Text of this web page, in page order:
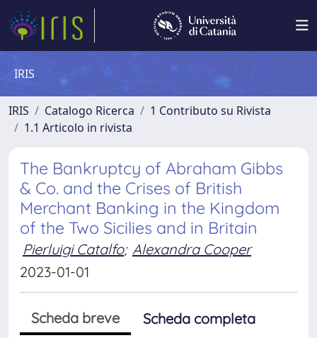
IRIS
IRIS Catalogo Ricerca
1 Contributo su Rivista
1.1 Articolo in rivista
The Bankruptcy of Abraham Gibbs
& Co. and the Crises of British
Merchant Banking in the Kingdom
of the Two Sicilies and in Britain
Pierluigi Catalfo; Alexandra Cooper
2023-01-01
Scheda breve
Scheda completa